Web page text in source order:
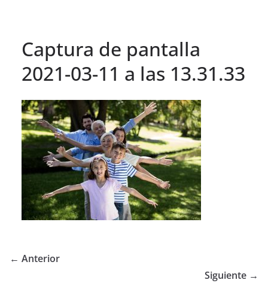
Captura de pantalla
2021-03-11 a las 13.31.33
← Anterior
Siguiente →